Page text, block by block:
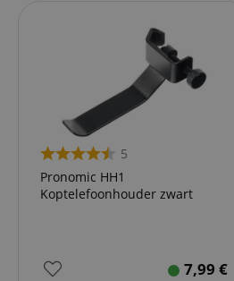
5
Pronomic HH1
Koptelefoonhouder zwart
7,99 €